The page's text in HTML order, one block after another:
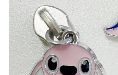
Contactos